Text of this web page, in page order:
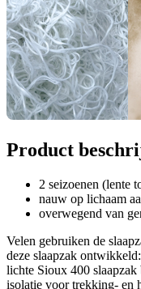
Product
2 seizoenen (lente
nauw op lichaam
overwegend van
Velen gebruiken de
deze slaapzak
lichte Sioux 400
isolatie voor trekking- en